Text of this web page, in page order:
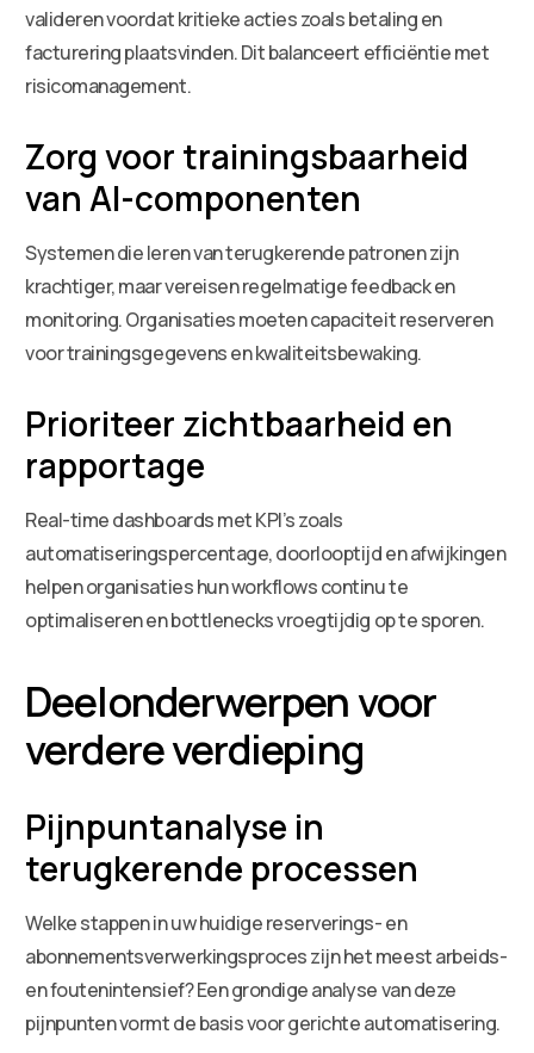
valideren voordat kritieke acties zoals betaling en
facturering plaatsvinden. Dit balanceert efficiëntie met
risicomanagement.
Zorg voor trainingsbaarheid
van AI-componenten
Systemen die leren van terugkerende patronen zijn
krachtiger, maar vereisen regelmatige feedback en
monitoring. Organisaties moeten capaciteit reserveren
voor trainingsgegevens en kwaliteitsbewaking.
Prioriteer zichtbaarheid en
rapportage
Real-time dashboards met KPI’s zoals
automatiseringspercentage, doorlooptijd en afwijkingen
helpen organisaties hun workflows continu te
optimaliseren en bottlenecks vroegtijdig op te sporen.
Deelonderwerpen voor
verdere verdieping
Pijnpuntanalyse in
terugkerende processen
Welke stappen in uw huidige reserverings- en
abonnementsverwerkingsproces zijn het meest arbeids-
en foutenintensief? Een grondige analyse van deze
pijnpunten vormt de basis voor gerichte automatisering.